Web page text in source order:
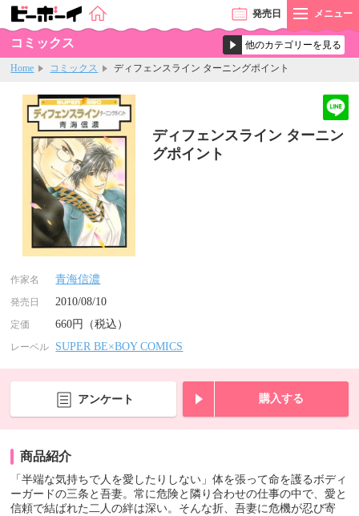
発売日 メニュー
コミックス
Home コミックス ディフェンスライン ターニングポイント
ディフェンスライン ターニン
グポイント
作家名 青海信濃
発売日 2010/08/10
定価 660円（税込）
レーベル SUPER BE×BOY COMICS
アンケート 購入する
商品紹介
「半端な気持ちで人を愛したりしない」体を張って命を護るボディ
ーガードの三条と吾妻。常に危険と隣り合わせの仕事の中で、愛と
信頼で結ばれた二人の絆は深い。そんな折、吾妻に危機が忍び寄